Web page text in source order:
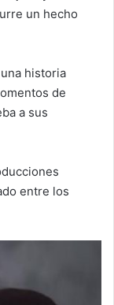
un hecho
historia
de
a sus
entre los